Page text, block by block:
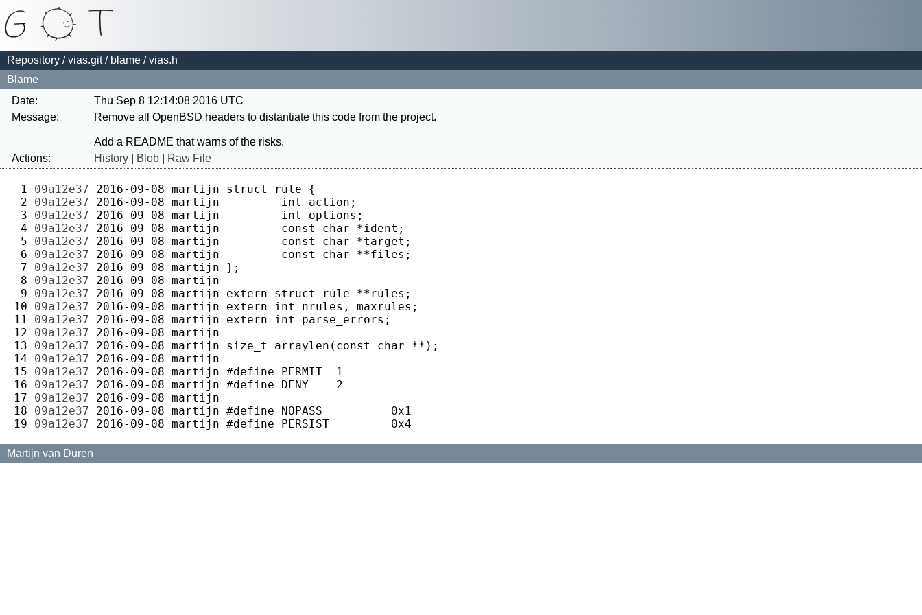
Repository /vias.git/ blame / vias.h
Blame
Date:
Thu Sep 8 12:14:08 2016 UTC
Message:
Remove all OpenBSD headers to distantiate this code from the project.
Actions:
History Blob Raw File
1 09a12e37 2016-09-08 martijn
2 09a12e37 2016-09-08 martijn
3 09a12e37 2016-09-08 martijn
4 09a12e37 2016-09-08 martijn
5 09a12e37 2016-09-08 martijn
6 09a12e37 2016-09-08 martijn
7 09a12e37 2016-09-08 martijn
8 09a12e37 2016-09-08 martijn
9 09a12e37 2016-09-08 martijn
10 09a12e37 2016-09-08 martijn
11 09a12e37 2016-09-08 martijn
12 09a12e37 2016-09-08 martijn
13 09a12e37 2016-09-08 martijn
14 09a12e37 2016-09-08 martijn
15 09a12e37 2016-09-08 martijn
16 09a12e37 2016-09-08 martijn
17 09a12e37 2016-09-08 martijn
18 09a12e37 2016-09-08 martijn
19 09a12e37 2016-09-08 martijn
Martijn van Duren